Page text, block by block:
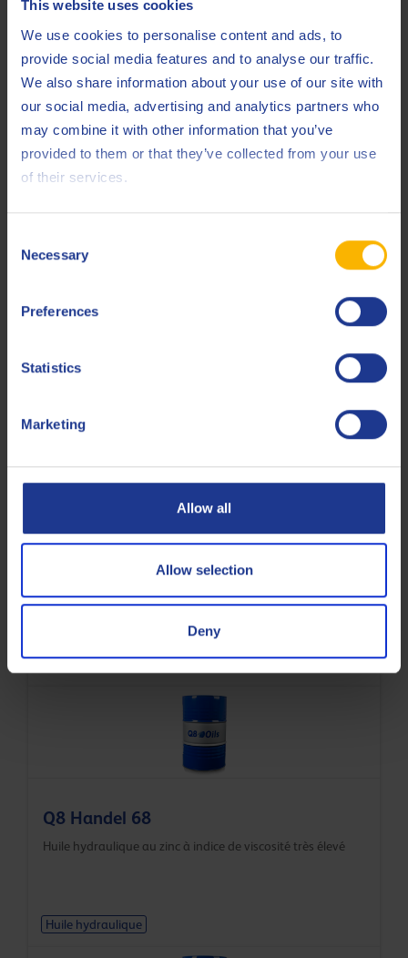
This website uses cookies
We use cookies to personalise content and ads, to
provide social media features and to analyse our traffic.
We also share information about your use of our site with
our social media, advertising and analytics partners who
may combine it with other information that you’ve
provided to them or that they’ve collected from your use
of their services.
Selection
Necessary
Preferences
Statistics
Marketing
Allow all
Allow selection
Deny
ISO 11158 HM
Less specifications
Produits connexes
Huile hydraulique exceptionnelle sans zinc et à indice de
Huile hydraulique
Q8 Handel 68
Huile hydraulique au zinc à indice de viscosité très élevé
Huile hydraulique